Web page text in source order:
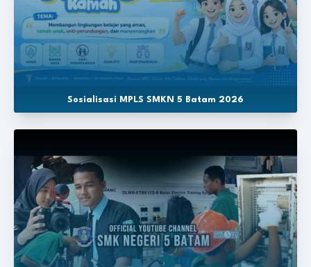
Sosialisasi MPLS SMKN 5 Batam 2026